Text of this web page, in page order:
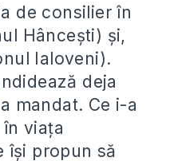
de consilier în
Hâncești) și,
Ialoveni).
deja
mandat. Ce i-a
viața
își propun să